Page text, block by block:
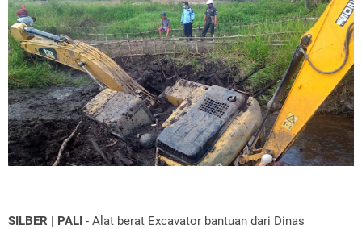
SILBER | PALI - Alat berat Excavator bantuan dari Dinas